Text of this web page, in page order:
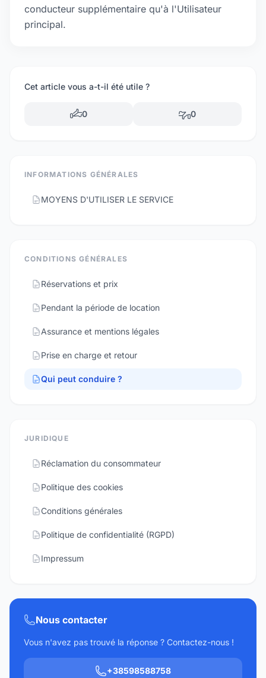
conducteur supplémentaire qu'à l'Utilisateur
principal.
Cet article vous a-t-il été utile ?
0 0
INFORMATIONS GÉNÉRALES
MOYENS D'UTILISER LE SERVICE
CONDITIONS GÉNÉRALES
Réservations et prix
Pendant la période de location
Assurance et mentions légales
Prise en charge et retour
Qui peut conduire ?
JURIDIQUE
Réclamation du consommateur
Politique des cookies
Conditions générales
Politique de confidentialité (RGPD)
Impressum
Nous contacter
Vous n'avez pas trouvé la réponse ? Contactez-nous !
+38598588758